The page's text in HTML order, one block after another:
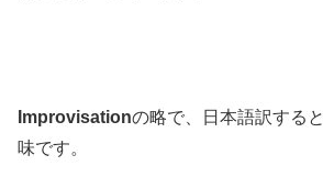
Improvisationの略で、日本語訳すると
味です。